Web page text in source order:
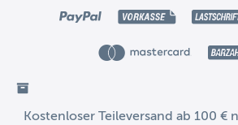
Kostenloser Teileversand ab 100 €